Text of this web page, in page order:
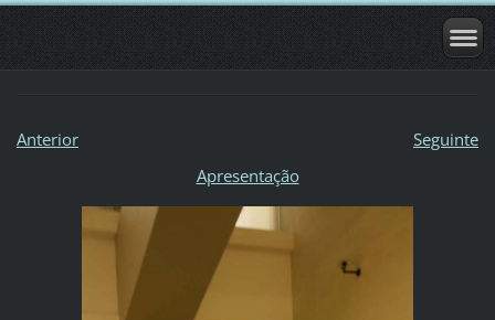
Anterior
Seguinte
Apresentação